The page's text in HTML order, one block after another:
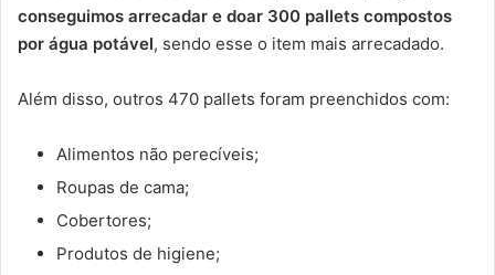
conseguimos arrecadar e doar 300 pallets compostos
por água potável, sendo esse o item mais arrecadado.
Além disso, outros 470 pallets foram preenchidos com:
Alimentos não perecíveis;
Roupas de cama;
Cobertores;
Produtos de higiene;